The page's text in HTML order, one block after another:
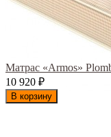
Матрас «Armos»
10 920 ₽
В корзину